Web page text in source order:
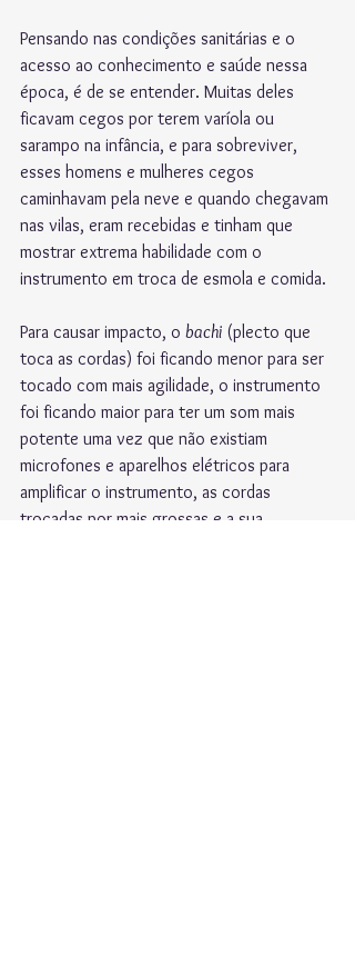
Pensando nas condições sanitárias e o
acesso ao conhecimento e saúde nessa
época, é de se entender. Muitas deles
ficavam cegos por terem varíola ou
sarampo na infância, e para sobreviver,
esses homens e mulheres cegos
caminhavam pela neve e quando chegavam
nas vilas, eram recebidas e tinham que
mostrar extrema habilidade com o
instrumento em troca de esmola e comida.
Para causar impacto, o bachi (plecto que
toca as cordas) foi ficando menor para ser
tocado com mais agilidade, o instrumento
foi ficando maior para ter um som mais
potente uma vez que não existiam
microfones e aparelhos elétricos para
amplificar o instrumento, as cordas
trocadas por mais grossas e a sua